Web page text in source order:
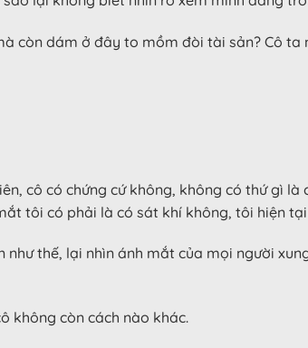
còn dám ở đây to mồm đòi tài sản? Cô
cô có chứng cứ không, không có thứ gì
tôi có phải là có sát khí không, tôi hiện
thế, lại nhìn ánh mắt của mọi người
không còn cách nào khác.